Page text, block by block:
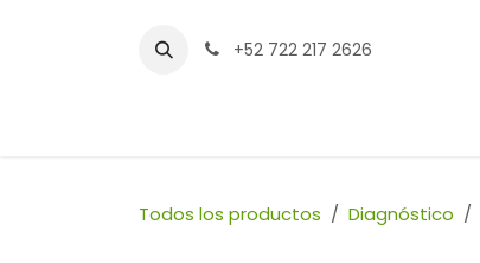
+52 722 217 2626
Todos los productos Diagnóstico